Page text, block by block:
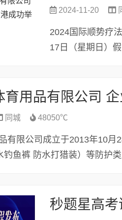
2024-11-20
2024国际顺势疗
17日（星期日）
育用品有限公司
同城 48050℃
有限公司成立于2013年10
钓鱼裤 防水打猎装）等防护
秒题星高